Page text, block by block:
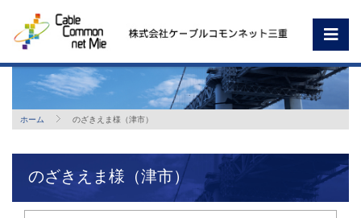
ホーム のざきえま様（津市）
のざきえま様（津市）